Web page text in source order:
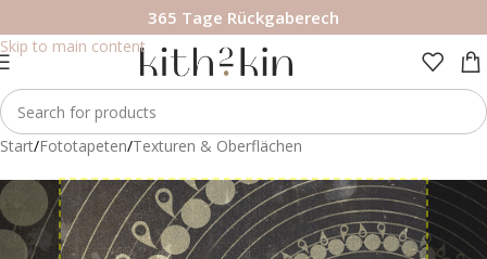
Skip to main content
365 Tage Rückgaberech
Start/Fototapeten/Texturen & Oberflächen